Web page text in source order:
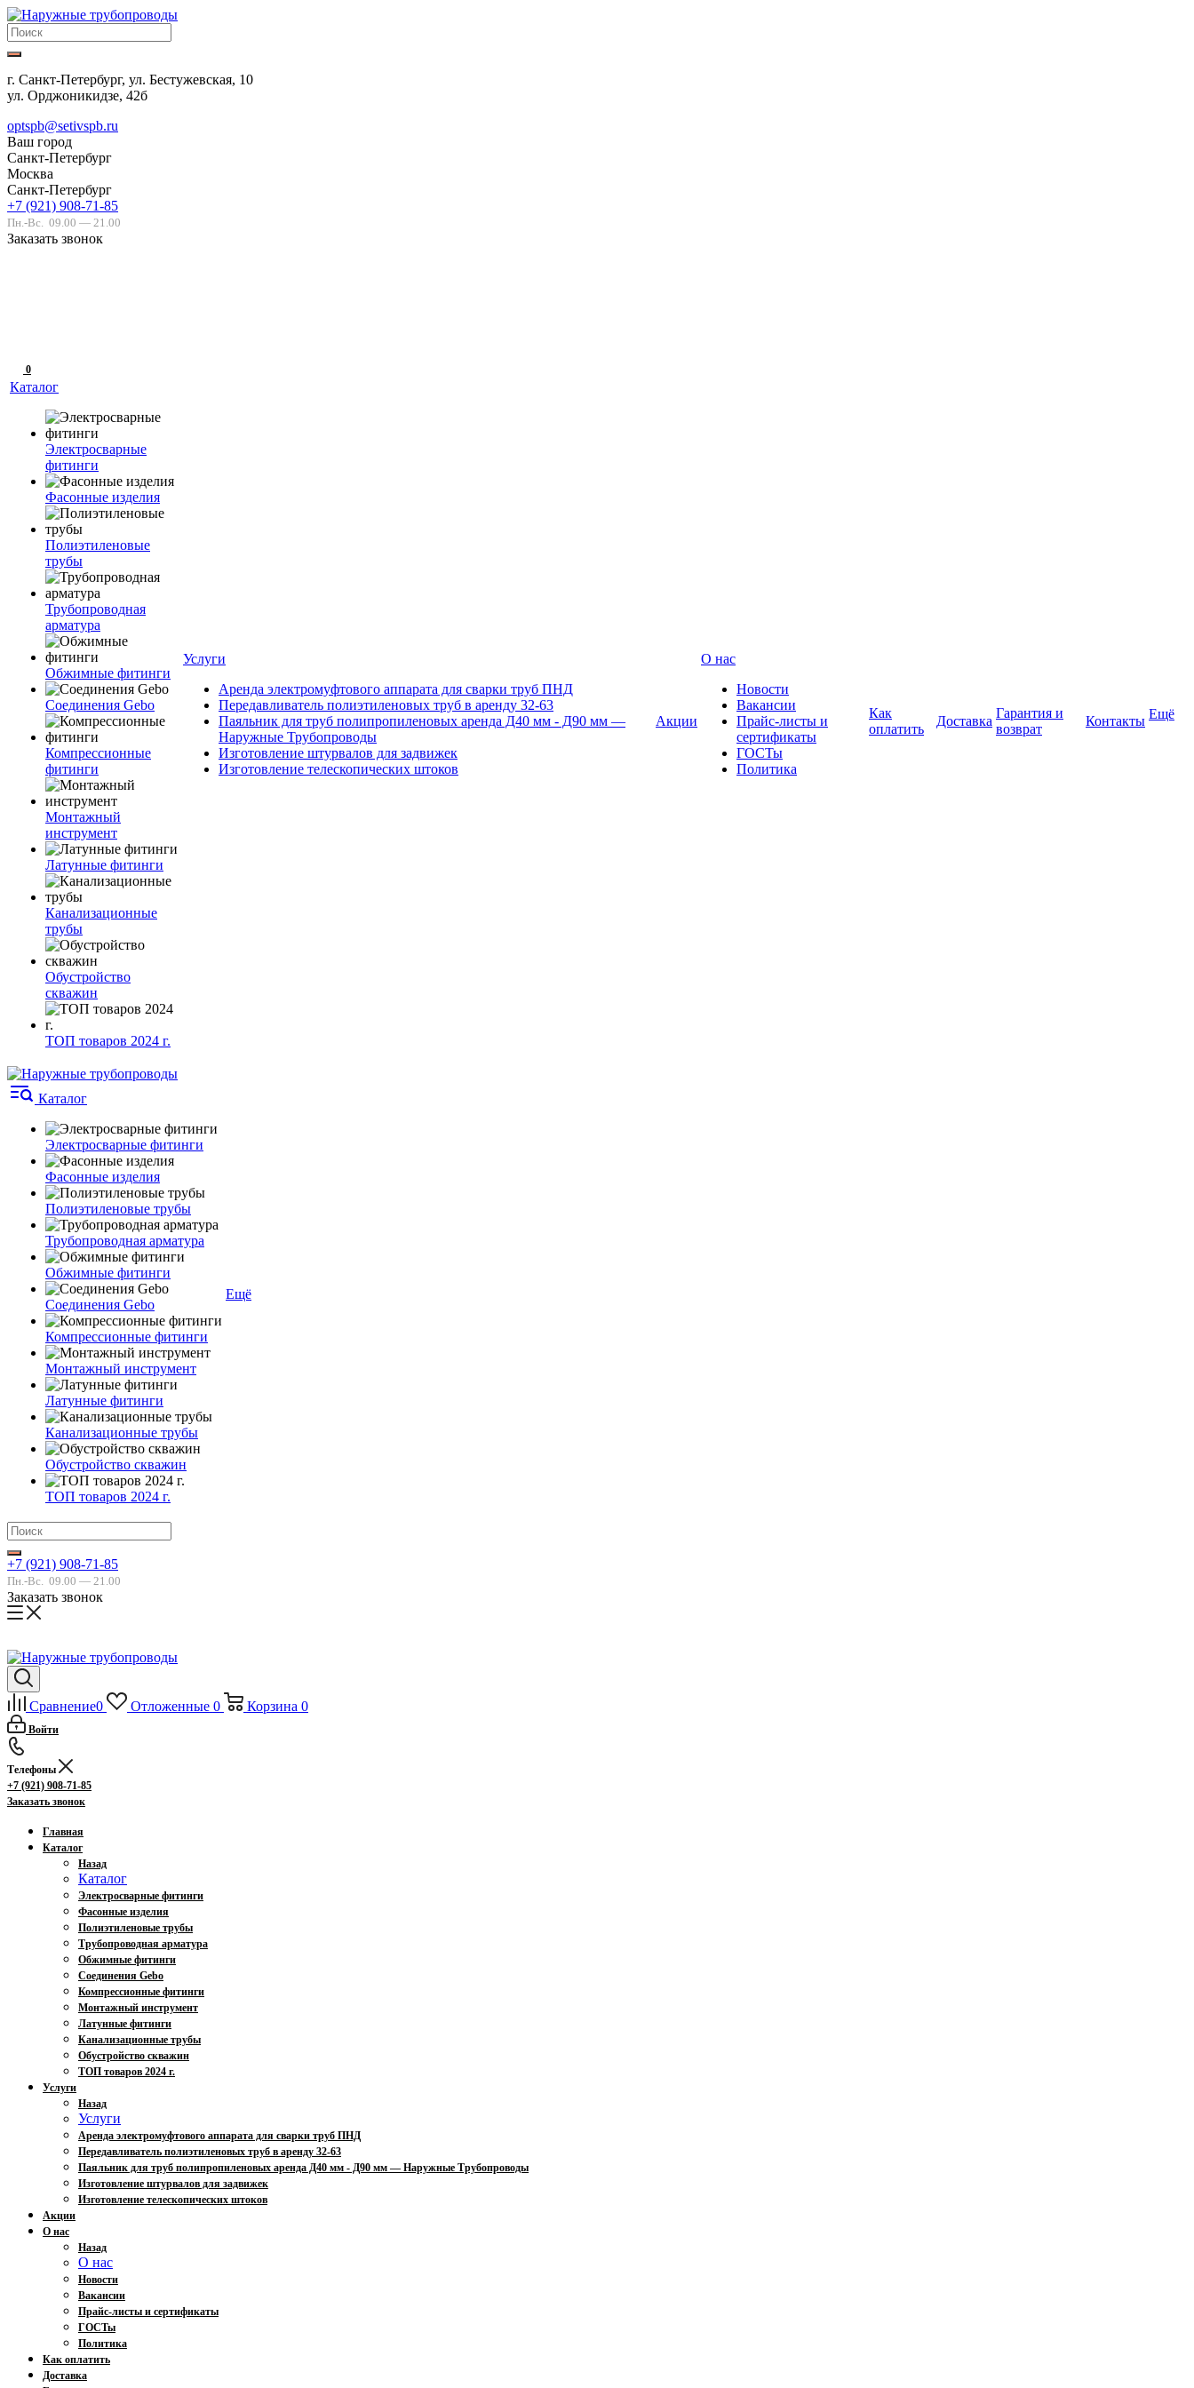
г. Санкт-Петербург, ул. Бестужевская, 10
ул. Орджоникидзе, 42б
optspb@setivspb.ru
Ваш город
Санкт-Петербург
Москва
Санкт-Петербург
+7 (921) 908-71-85
Пн.-Вс. 09.00 — 21.00
Заказать звонок
0
Каталог
Электросварные
фитинги
Фасонные изделия
Полиэтиленовые
трубы
Трубопроводная
арматура
Обжимные фитинги
Соединения Gebo
Компрессионные
фитинги
Монтажный
инструмент
Латунные фитинги
Канализационные
трубы
Обустройство
скважин
ТОП товаров 2024 г.
Услуги
Аренда электромуфтового аппарата для сварки труб ПНД
Передавливатель полиэтиленовых труб в аренду 32-63
Паяльник для труб полипропиленовых аренда Д40 мм - Д90 мм —
Наружные Трубопроводы
Изготовление штурвалов для задвижек
Изготовление телескопических штоков
Акции
О нас
Новости
Вакансии
Прайс-листы и
сертификаты
ГОСТы
Политика
Как
оплатить
Доставка
Гарантия и
возврат
Контакты Ещё
Каталог
Электросварные фитинги
Фасонные изделия
Полиэтиленовые трубы
Трубопроводная арматура
Обжимные фитинги
Соединения Gebo
Компрессионные фитинги
Монтажный инструмент
Латунные фитинги
Канализационные трубы
Обустройство скважин
ТОП товаров 2024 г.
Ещё
+7 (921) 908-71-85
Пн.-Вс. 09.00 — 21.00
Заказать звонок
Сравнение0 Отложенные 0 Корзина 0
Войти
Телефоны
+7 (921) 908-71-85
Заказать звонок
Главная
Каталог
Назад
Каталог
Электросварные фитинги
Фасонные изделия
Полиэтиленовые трубы
Трубопроводная арматура
Обжимные фитинги
Соединения Gebo
Компрессионные фитинги
Монтажный инструмент
Латунные фитинги
Канализационные трубы
Обустройство скважин
ТОП товаров 2024 г.
Услуги
Назад
Услуги
Аренда электромуфтового аппарата для сварки труб ПНД
Передавливатель полиэтиленовых труб в аренду 32-63
Паяльник для труб полипропиленовых аренда Д40 мм - Д90 мм — Наружные Трубопроводы
Изготовление штурвалов для задвижек
Изготовление телескопических штоков
Акции
О нас
Назад
О нас
Новости
Вакансии
Прайс-листы и сертификаты
ГОСТы
Политика
Как оплатить
Доставка